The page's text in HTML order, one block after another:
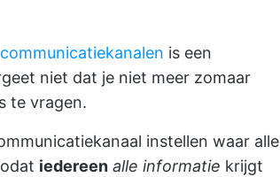
communicatiekanalen is een
niet dat je niet meer zomaar
te vragen.
instellen waar alle
iedereen alle informatie krijgt